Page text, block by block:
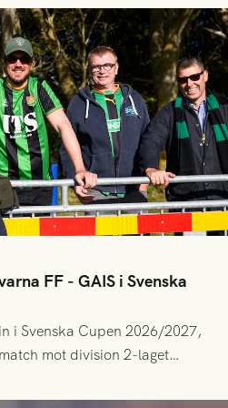
FF - GAIS i Svenska
i Svenska Cupen 2026/2027,
mot division 2-laget
stötta grönsvart på plats!